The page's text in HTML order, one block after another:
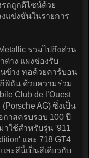
ถถูกดีไซน์ด้วย
แข่งขันในรายการ
รวมไปถึงส่วน
าง แผงช่องรับ
ข้าง ทอด้วยคาร์บอน
พิถัน ด้วยความร่วม
Club de l’Ouest
AG) ซึ่งเป็น
าสครบรอบ 100 ปี
าใช้สำหรับรุ่น '911
และ 718 GT4
ละสีนี้เป็นสีเดียวกับ